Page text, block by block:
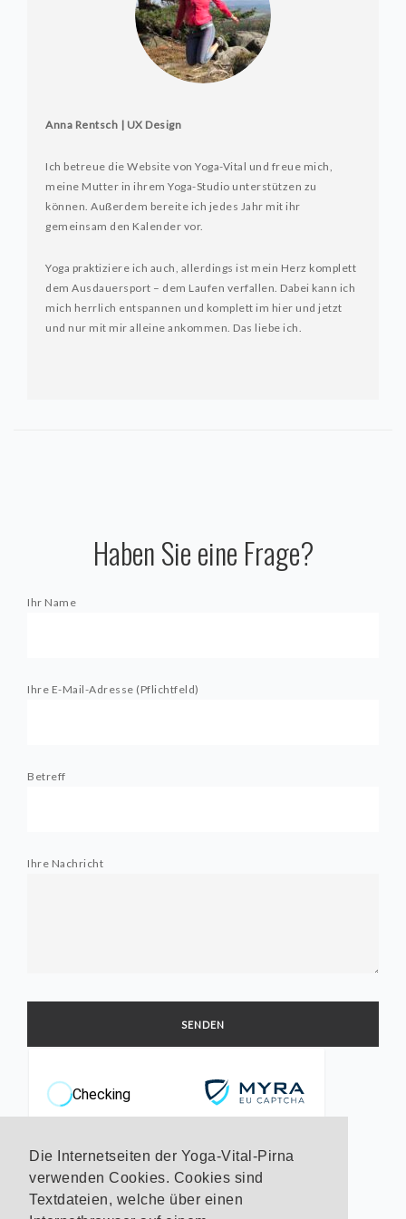
Die Internetseiten der Yoga-Vital-Pirna
verwenden Cookies. Cookies sind
Textdateien, welche über einen
Anna Rentsch | UX Design
Ich betreue die Website von Yoga-Vital und freue mich,
meine Mutter in ihrem Yoga-Studio unterstützen zu
können. Außerdem bereite ich jedes Jahr mit ihr
gemeinsam den Kalender vor.
Yoga praktiziere ich auch, allerdings ist mein Herz komplett
dem Ausdauersport – dem Laufen verfallen. Dabei kann ich
mich herrlich entspannen und komplett im hier und jetzt
und nur mit mir alleine ankommen. Das liebe ich.
Haben Sie eine Frage?
Ihr Name
Ihre E-Mail-Adresse (Pflichtfeld)
Betreff
Ihre Nachricht